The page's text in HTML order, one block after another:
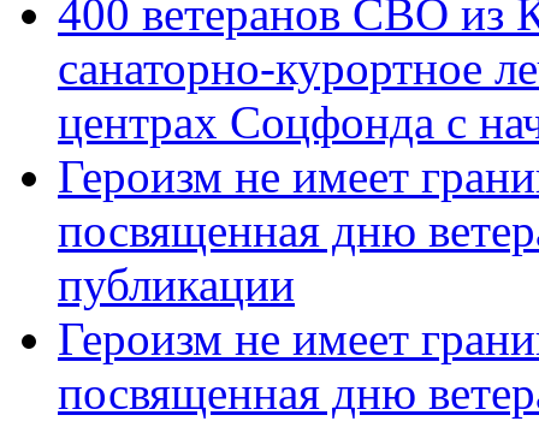
400 ветеранов СВО из
санаторно-курортное
центрах Соцфонда с
Героизм не имеет
посвященная дню
публикации
Героизм не имеет
посвященная дню